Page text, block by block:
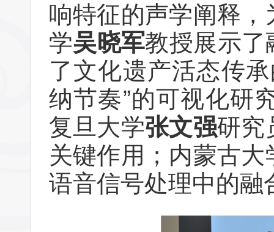
响特征的声学阐释
学吴晓军教授展示了
了文化遗产活态传
纳节奏”的可视化研
复旦大学张文强研究
关键作用；内蒙古大
语音信号处理中的融